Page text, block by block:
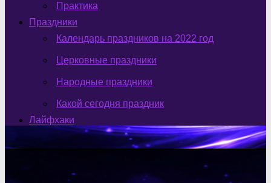
Практика
Праздники
Календарь праздников на 2022 год
Церковные праздники
Народные праздники
Какой сегодня праздник
Лайфхаки